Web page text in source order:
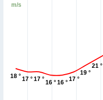
18 °17 °17 °16 °16 °17 °
19 °
21 °
m/s